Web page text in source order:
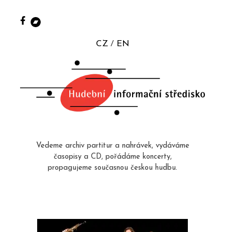
CZ EN
Vedeme archiv partitur a nahrávek, vydáváme
časopisy a CD, pořádáme koncerty,
propagujeme současnou českou hudbu.